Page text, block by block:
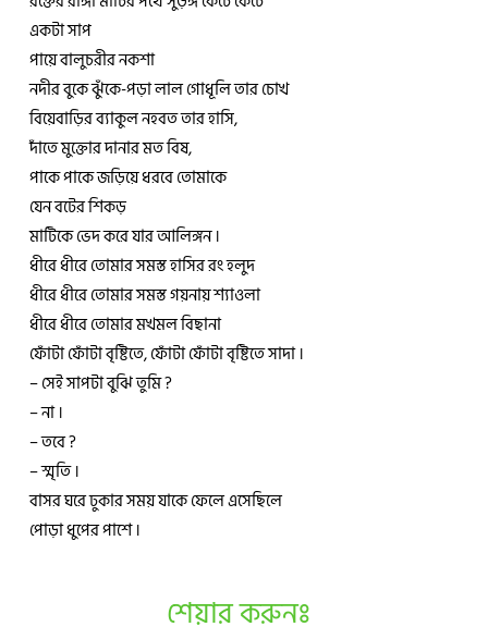
একটা সাপ
পায়ে বালুচরীর নকশা
নদীর বুকে ঝুঁকে-পড়া লাল গোধূলি তার চোখ
বিয়েবাড়ির ব্যাকুল নহবত তার হাসি,
দাঁতে মুক্তোর দানার মত বিষ,
পাকে পাকে জড়িয়ে ধরবে তোমাকে
যেন বটের শিকড়
মাটিকে ভেদ করে যার আলিঙ্গন ।
ধীরে ধীরে তোমার সমস্ত হাসির রং হলুদ
ধীরে ধীরে তোমার সমস্ত গয়নায় শ্যাওলা
ধীরে ধীরে তোমার মখমল বিছানা
ফোঁটা ফোঁটা বৃষ্টিতে, ফোঁটা ফোঁটা বৃষ্টিতে সাদা ।
– সেই সাপটা বুঝি তুমি ?
– না ।
– তবে ?
– স্মৃতি ।
বাসর ঘরে ঢুকার সময় যাকে ফেলে এসেছিলে
পোড়া ধুপের পাশে ।
শেয়ার করুনঃ